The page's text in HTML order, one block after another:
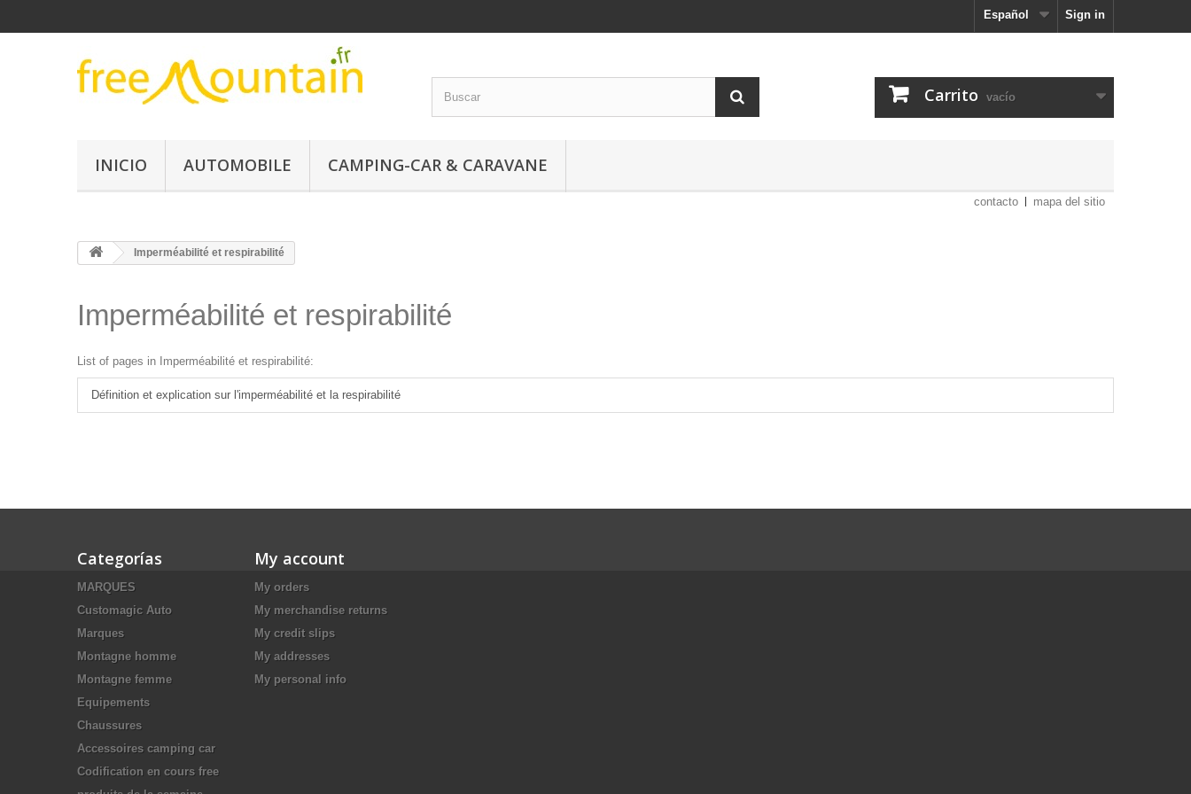
Sign in
Español
Carrito vacío
INICIO AUTOMOBILE CAMPING-CAR & CARAVANE
contacto mapa del sitio
Imperméabilité et respirabilité
Imperméabilité et respirabilité
List of pages in Imperméabilité et respirabilité:
Définition et explication sur l'imperméabilité et la respirabilité
Categorías
MARQUES
Customagic Auto
Marques
Montagne homme
Montagne femme
Equipements
Chaussures
Accessoires camping car
Codification en cours free
My account
My orders
My merchandise returns
My credit slips
My addresses
My personal info